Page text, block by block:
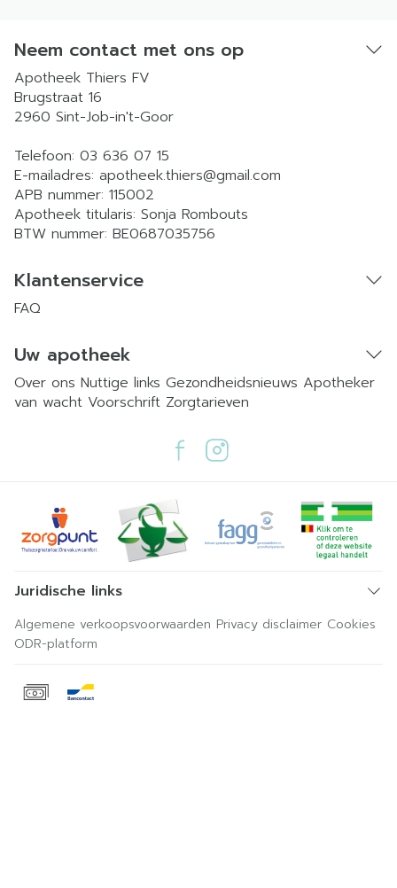
Neem contact met ons op
Apotheek Thiers FV
Brugstraat 16
2960 Sint-Job-in't-Goor
Telefoon: 03 636 07 15
E-mailadres: apotheek.thiers@gmail.com
APB nummer: 115002
Apotheek titularis: Sonja Rombouts
BTW nummer: BE0687035756
Klantenservice
FAQ
Uw apotheek
Over ons Nuttige links Gezondheidsnieuws Apotheker
van wacht Voorschrift Zorgtarieven
Juridische links
Algemene verkoopsvoorwaarden Privacy disclaimer Cookies
ODR-platform